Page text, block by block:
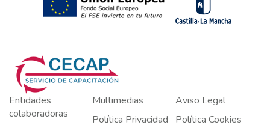
Entidades
colaboradoras
Multimedias
Aviso Legal
Política Privacidad
Política Cookies